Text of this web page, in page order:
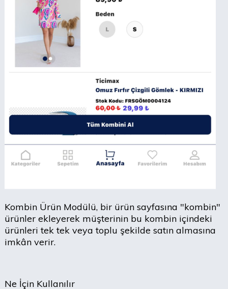
Kombin Ürün Modülü, bir ürün sayfasına "kombin"
ürünler ekleyerek müşterinin bu kombin içindeki
ürünleri tek tek veya toplu şekilde satın almasına
imkân verir.
Ne İçin Kullanılır